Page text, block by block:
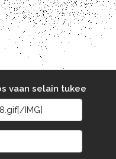
vaan selain tukee